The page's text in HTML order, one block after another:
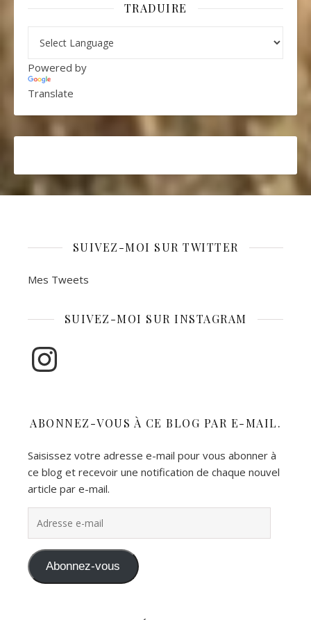
TRADUIRE
Powered by
Translate
SUIVEZ-MOI SUR TWITTER
Mes Tweets
SUIVEZ-MOI SUR INSTAGRAM
Instagram
ABONNEZ-VOUS À CE BLOG PAR E-MAIL.
Saisissez votre adresse e-mail pour vous abonner à
ce blog et recevoir une notification de chaque nouvel
article par e-mail.
Abonnez-vous